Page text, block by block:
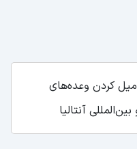
کردن وعده‌های
آنتالیا